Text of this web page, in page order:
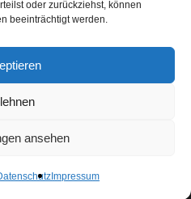
oder zurückziehst, können
beeinträchtigt werden.
ansehen
Impressum
Stb.de
und Recht.